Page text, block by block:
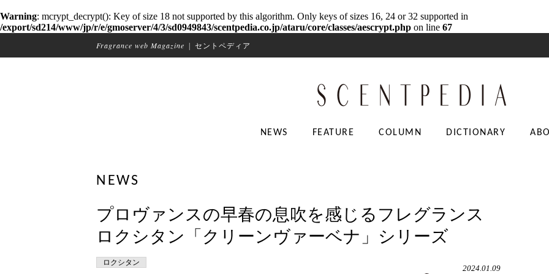
Warning: mcrypt_decrypt(): Key of size 18 not supported by this algorithm. Only keys of sizes 16, 24 or 32 supported in
/export/sd214/www/jp/r/e/gmoserver/4/3/sd0949843/scentpedia.co.jp/ataru/core/classes/aescrypt.php on line 67
Fragrance web Magazine セントペディア
NEWS FEATURE COLUMN DICTIONARY
NEWS
プロヴァンスの早春の息吹を感じるフレグランス
ロクシタン「クリーンヴァーベナ」シリーズ
ロクシタン
2024.01.09